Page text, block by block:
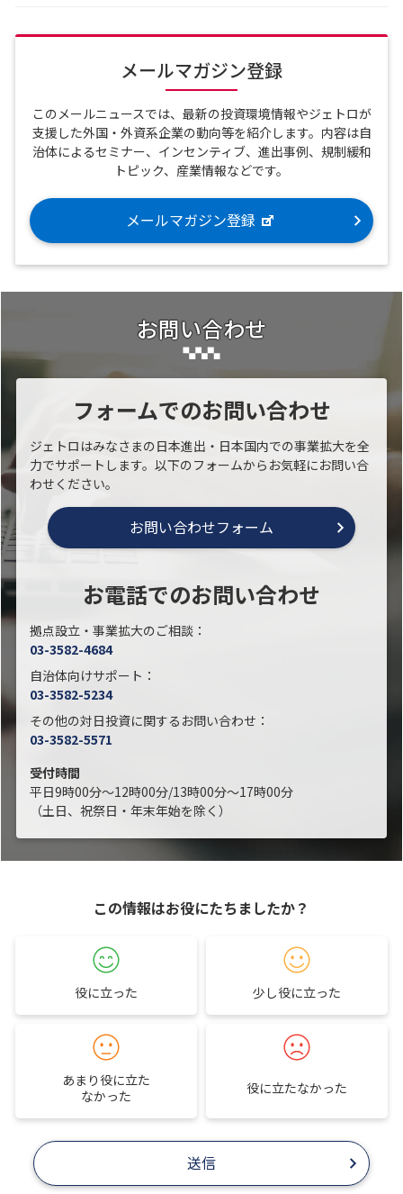
メールマガジン登録
このメールニュースでは、最新の投資環境情報やジェトロが
支援した外国・外資系企業の動向等を紹介します。内容は自
治体によるセミナー、インセンティブ、進出事例、規制緩和
トピック、産業情報などです。
メールマガジン登録
お問い合わせ
フォームでのお問い合わせ
ジェトロはみなさまの日本進出・日本国内での事業拡大を全
力でサポートします。以下のフォームからお気軽にお問い合
わせください。
お問い合わせフォーム
お電話でのお問い合わせ
拠点設立・事業拡大のご相談：
03-3582-4684
自治体向けサポート：
03-3582-5234
その他の対日投資に関するお問い合わせ：
03-3582-5571
受付時間
平日9時00分～12時00分/13時00分～17時00分
（土日、祝祭日・年末年始を除く）
この情報はお役にたちましたか？
役に立った 少し役に立った
あまり役に立た
なかった
役に立たなかった
送信